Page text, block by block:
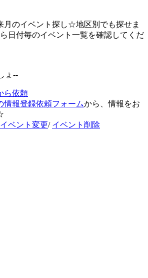
月のイベント探し☆地区別でも探せま
日付毎のイベント一覧を確認してくだ
ょ--
ら依頼
情報登録依頼フォームから、情報をお
イベント変更/ イベント削除